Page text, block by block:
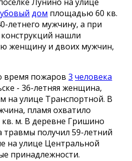
дом площадью 60 кв.
летнего мужчину, а при
нашли
женщину и двоих мужчин,
время пожаров3 человека
- 36-летняя женщина,
на улице Транспортной. В
пламя охватило
м. В деревне Гришино
травмы получил 59-летний
на улице Центральной
принадлежности.